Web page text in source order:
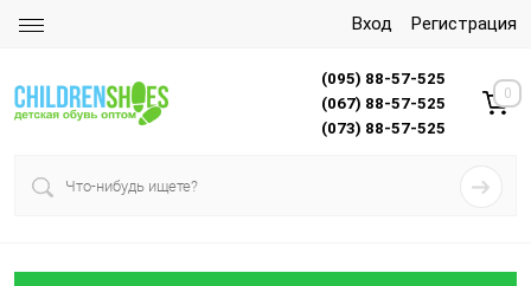
Вход Регистрация
(095) 88-57-525
(067) 88-57-525
(073) 88-57-525
0